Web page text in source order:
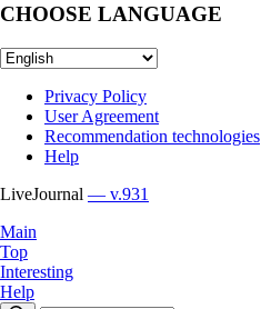
CHOOSE LANGUAGE
Privacy Policy
User Agreement
Recommendation technologies
Help
LiveJournal — v.931
Main
Top
Interesting
Help